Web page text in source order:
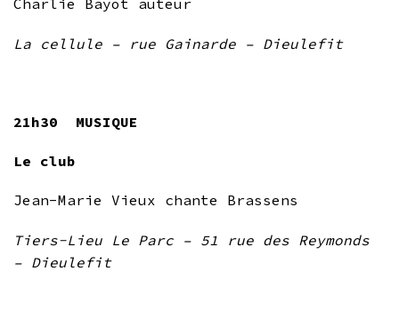
Charlie Bayot auteur
La cellule – rue Gainarde – Dieulefit
21h30 MUSIQUE
Le club
Jean-Marie Vieux chante Brassens
Tiers-Lieu Le Parc – 51 rue des Reymonds
– Dieulefit